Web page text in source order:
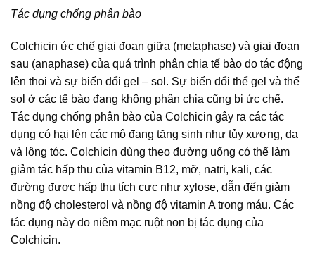
Tác dụng chống phân bào
Colchicin ức chế giai đoạn giữa (metaphase) và giai đoạn
sau (anaphase) của quá trình phân chia tế bào do tác động
lên thoi và sự biến đổi gel – sol. Sự biến đổi thể gel và thể
sol ở các tế bào đang không phân chia cũng bị ức chế.
Tác dụng chống phân bào của Colchicin gây ra các tác
dụng có hại lên các mô đang tăng sinh như tủy xương, da
và lông tóc. Colchicin dùng theo đường uống có thể làm
giảm tác hấp thu của vitamin B12, mỡ, natri, kali, các
đường được hấp thu tích cực như xylose, dẫn đến giảm
nồng độ cholesterol và nồng độ vitamin A trong máu. Các
tác dụng này do niêm mạc ruột non bị tác dụng của
Colchicin.